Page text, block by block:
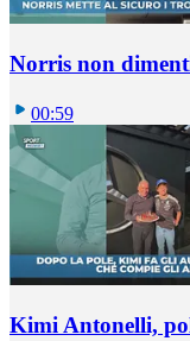
Norris non
00:59
Kimi Antonelli,